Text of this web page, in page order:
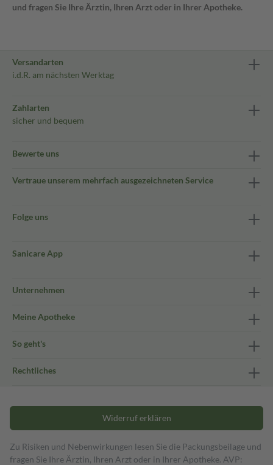
und fragen Sie Ihre Ärztin, Ihren Arzt oder in Ihrer Apotheke.
Versandarten
i.d.R. am nächsten Werktag
Zahlarten
sicher und bequem
Bewerte uns
Vertraue unserem mehrfach ausgezeichneten Service
Folge uns
Sanicare App
Unternehmen
Meine Apotheke
So geht's
Rechtliches
Widerruf erklären
Zu Risiken und Nebenwirkungen lesen Sie die Packungsbeilage und
fragen Sie Ihre Ärztin, Ihren Arzt oder in Ihrer Apotheke. AVP: